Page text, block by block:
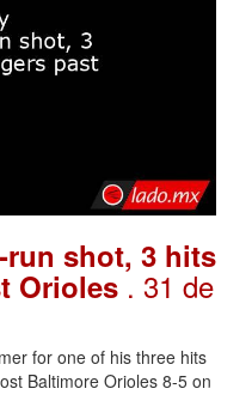
run shot, 3 hits
Orioles . 31 de
for one of his three hits
Baltimore Orioles 8-5 on